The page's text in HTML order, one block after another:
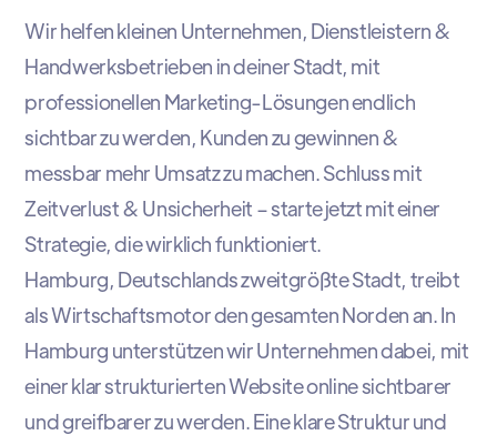
Wir helfen kleinen Unternehmen, Dienstleistern &
Handwerksbetrieben in deiner Stadt, mit
professionellen Marketing-Lösungen endlich
sichtbar zu werden, Kunden zu gewinnen &
messbar mehr Umsatz zu machen. Schluss mit
Zeitverlust & Unsicherheit – starte jetzt mit einer
Strategie, die wirklich funktioniert.
Hamburg, Deutschlands zweitgrößte Stadt, treibt
als Wirtschaftsmotor den gesamten Norden an. In
Hamburg unterstützen wir Unternehmen dabei, mit
einer klar strukturierten Website online sichtbarer
und greifbarer zu werden. Eine klare Struktur und